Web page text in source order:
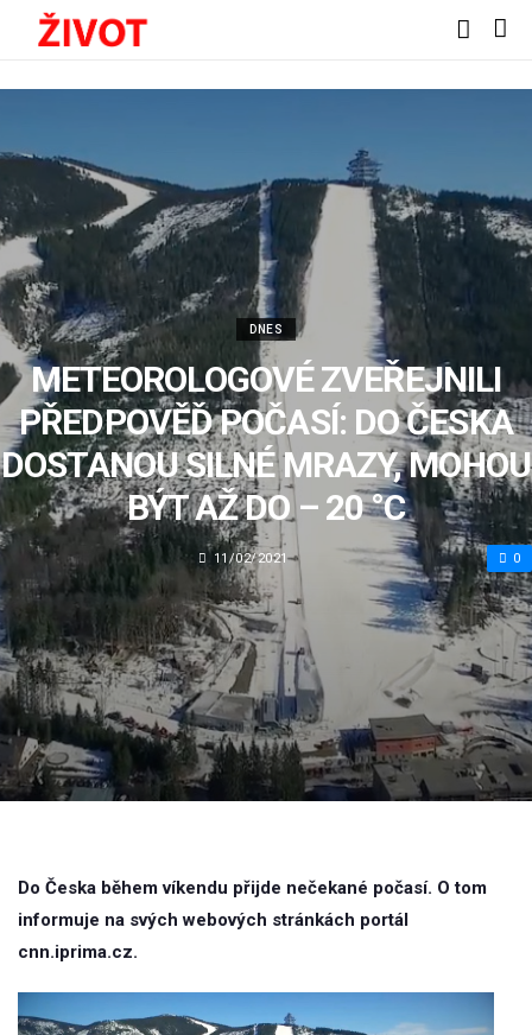
DNES
METEOROLOGOVÉ ZVEŘEJNILI
PŘEDPOVĚĎ POČASÍ: DO ČESKA
DOSTANOU SILNÉ MRAZY, MOHOU
BÝT AŽ DO – 20 °C
11/02/2021 0
Do Česka během víkendu přijde nečekané počasí. O tom
informuje na svých webových stránkách portál
cnn.iprima.cz.